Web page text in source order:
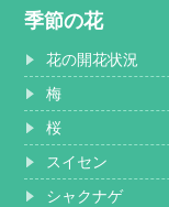
季節の花
花の開花状況
梅
桜
スイセン
シャクナゲ